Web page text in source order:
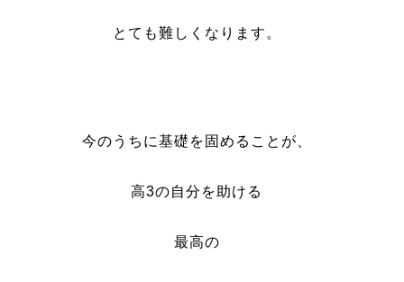
とても難しくなります。
今のうちに基礎を固めることが、
高3の自分を助ける
最高の